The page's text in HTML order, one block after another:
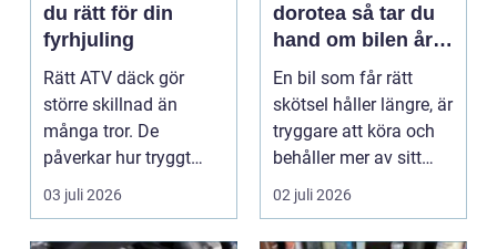
du rätt för din
fyrhjuling
Rätt ATV däck gör
större skillnad än
många tror. De
påverkar hur tryggt
fyrhjulingen beter sig
på vä...
03 juli 2026
dorotea så tar du
hand om bilen året
runt
En bil som får rätt
skötsel håller längre, är
tryggare att köra och
behåller mer av sitt
värde. I no...
02 juli 2026